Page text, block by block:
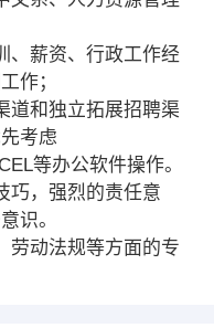
、薪资、行政工作经
作；
道和独立拓展招聘渠
考虑
等办公软件操作。
巧，强烈的责任意
识。
劳动法规等方面的专